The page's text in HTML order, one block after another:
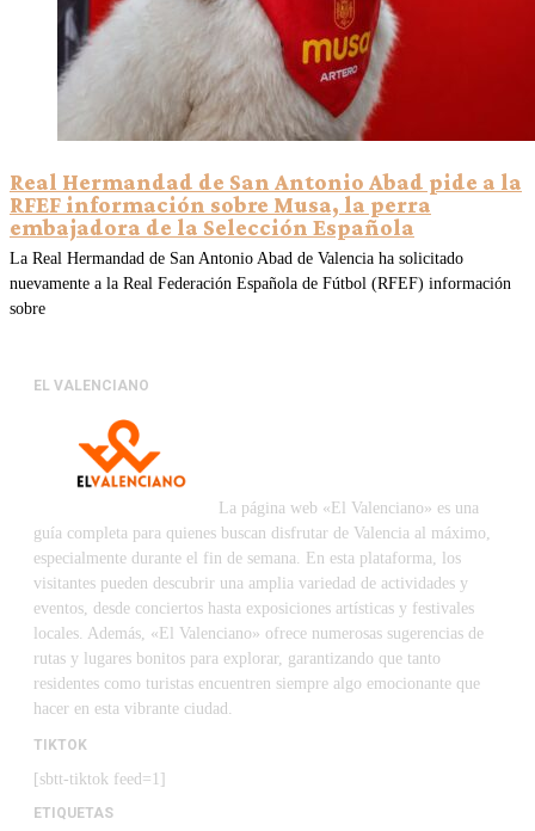
Real Hermandad de San Antonio Abad pide a la
RFEF información sobre Musa, la perra
embajadora de la Selección Española
La Real Hermandad de San Antonio Abad de Valencia ha solicitado
nuevamente a la Real Federación Española de Fútbol (RFEF) información
sobre
EL VALENCIANO
La página web «El Valenciano» es una
guía completa para quienes buscan disfrutar de Valencia al máximo,
especialmente durante el fin de semana. En esta plataforma, los
visitantes pueden descubrir una amplia variedad de actividades y
eventos, desde conciertos hasta exposiciones artísticas y festivales
locales. Además, «El Valenciano» ofrece numerosas sugerencias de
rutas y lugares bonitos para explorar, garantizando que tanto
residentes como turistas encuentren siempre algo emocionante que
hacer en esta vibrante ciudad.
TIKTOK
[sbtt-tiktok feed=1]
ETIQUETAS